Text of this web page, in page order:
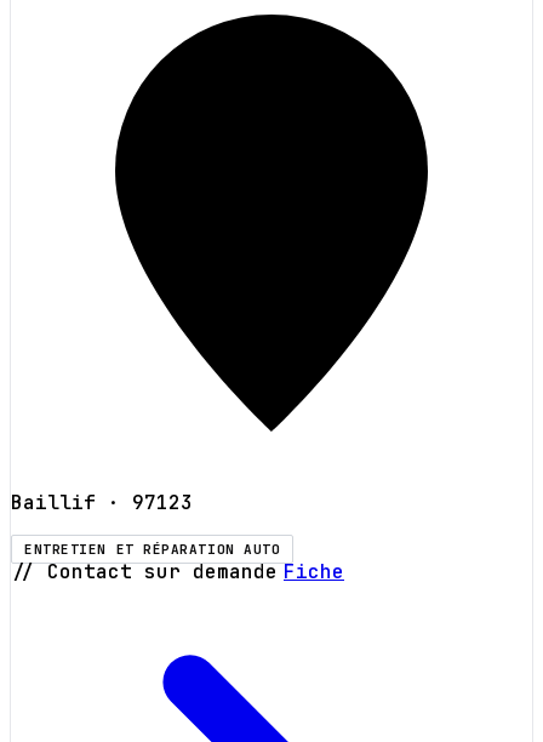
Baillif · 97123
ENTRETIEN ET RÉPARATION AUTO
// Contact sur demande Fiche